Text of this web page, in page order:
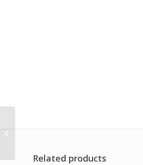
Related products
High Quality Oil Liquid